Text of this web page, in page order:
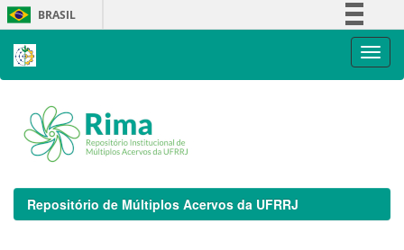
Skip
navigation
BRASIL
Repositório de Múltiplos Acervos da UFRRJ